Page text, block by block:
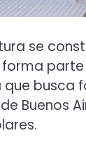
se
que
Buenos